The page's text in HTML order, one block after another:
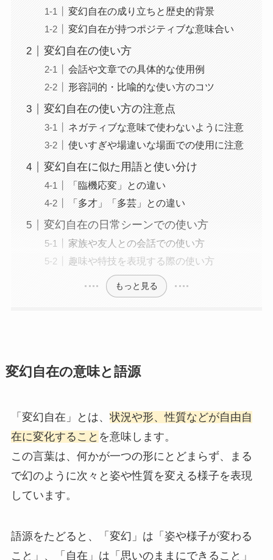
変幻自在の成り立ちと歴史的背景
変幻自在が持つポジティブな意味合い
変幻自在の使い方
会話や文章での具体的な使用例
形容詞的・比喩的な使い方のコツ
変幻自在の使い方の注意点
ネガティブな意味で使わないように注意
使いすぎや場違いな場面での使用に注意
変幻自在に似た用語と使い分け
「臨機応変」との違い
「多才」「多芸」との違い
変幻自在の日常シーンでの使い方
家族や友人との会話での使い方
趣味や特技を表現する際の使い方
もっと見る
変幻自在の意味と語源
「変幻自在」とは、 状況や形、性質などが自由自
在に変化すること を意味します。
この言葉は、何かが一つの形にとどまらず、まる
で幻のように次々と姿や性質を変える様子を表現
しています。
語源をたどると、「変幻」は「姿や様子が変わる
こと」、「自在」は「思いのままにできること」